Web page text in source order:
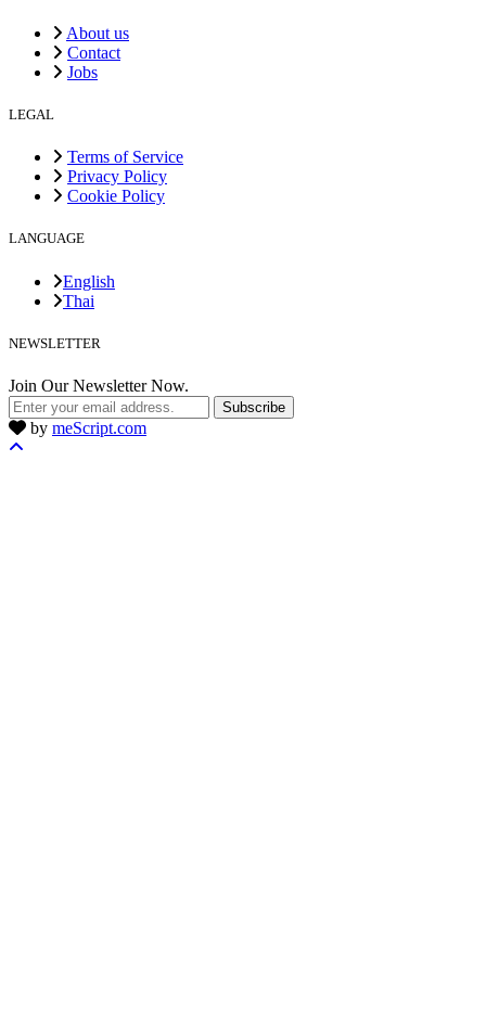
About us
Contact
Jobs
LEGAL
Terms of Service
Privacy Policy
Cookie Policy
LANGUAGE
English
Thai
NEWSLETTER
Join Our Newsletter Now.
Subscribe
by meScript.com